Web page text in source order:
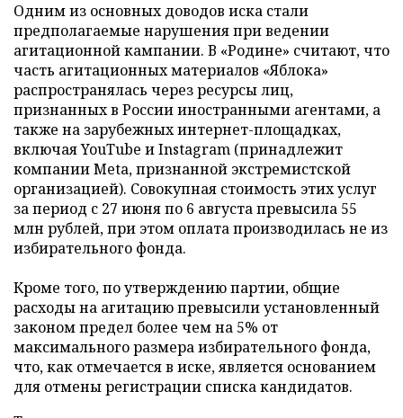
Одним из основных доводов иска стали
предполагаемые нарушения при ведении
агитационной кампании. В «Родине» считают, что
часть агитационных материалов «Яблока»
распространялась через ресурсы лиц,
признанных в России иностранными агентами, а
также на зарубежных интернет-площадках,
включая YouTube и Instagram (принадлежит
компании Meta, признанной экстремистской
организацией). Совокупная стоимость этих услуг
за период с 27 июня по 6 августа превысила 55
млн рублей, при этом оплата производилась не из
избирательного фонда.
Кроме того, по утверждению партии, общие
расходы на агитацию превысили установленный
законом предел более чем на 5% от
максимального размера избирательного фонда,
что, как отмечается в иске, является основанием
для отмены регистрации списка кандидатов.